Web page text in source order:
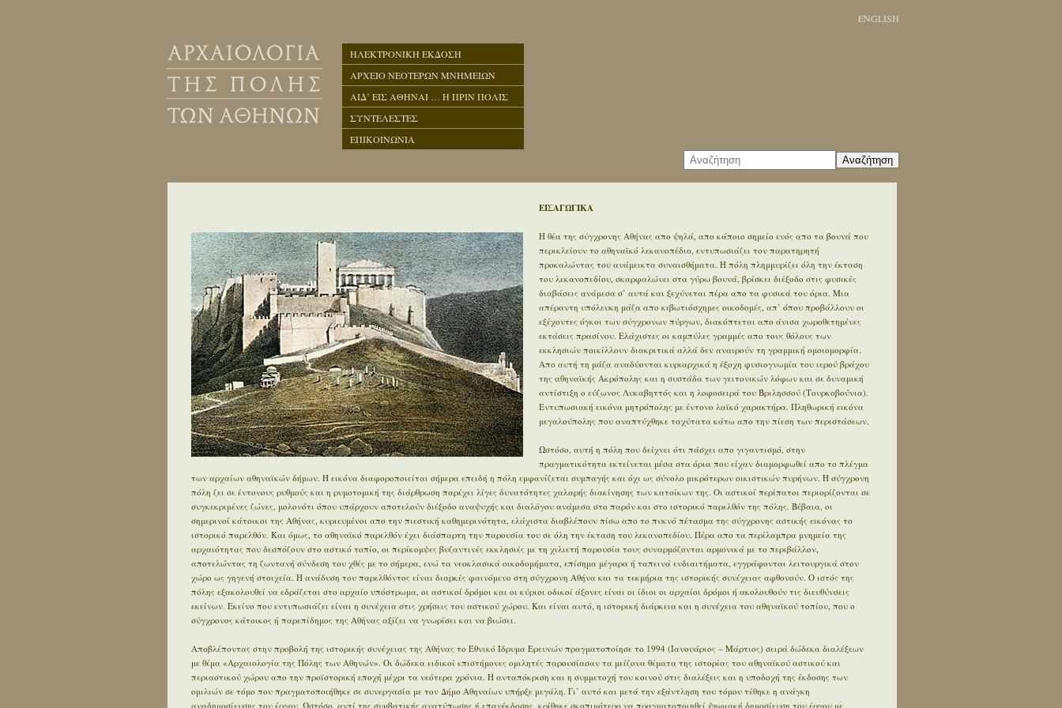
ENGLISH
ΗΛΕΚΤΡΟΝΙΚΗ ΕΚΔΟΣΗ
ΑΡΧΕΙΟ ΝΕΟΤΕΡΩΝ ΜΝΗΜΕΙΩΝ
ΑΙΔ’ ΕΙΣ ΑΘΗΝΑΙ … Η ΠΡΙΝ ΠΟΛΙΣ
ΣΥΝΤΕΛΕΣΤΕΣ
ΕΠΙΚΟΙΝΩΝΙΑ
Αναζήτηση
ΕΙΣΑΓΩΓΙΚΑ
Η θέα της σύγχρονης Αθήνας απο ψηλά, απο κάποιο σημείο ενός απο τα βουνά που
περικλείουν το αθηναϊκό λεκανοπέδιο, εντυπωσιάζει τον παρατηρητή
προκαλώντας του ανάμεικτα συναισθήματα. Η πόλη πλημμυρίζει όλη την έκταση
του λεκανοπεδίου, σκαρφαλώνει στα γύρω βουνά, βρίσκει διέξοδο στις φυσικές
διαβάσεις ανάμεσα σ’ αυτά και ξεχύνεται πέρα απο τα φυσικά του όρια. Μια
απέραντη υπόλευκη μάζα απο κιβωτιόσχημες οικοδομές, απ’ όπου προβάλλουν οι
εξέχοντες όγκοι των σύγχρονων πύργων, διακόπτεται απο άνισα χωροθετημένες
εκτάσεις πρασίνου. Ελάχιστες οι καμπύλες γραμμές απο τους θόλους των
εκκλησιών ποικίλλουν διακριτικά αλλά δεν αναιρούν τη γραμμική ομοιομορφία.
Απο αυτή τη μάζα αναδύονται κυριαρχικά η έξοχη φυσιογνωμία του ιερού βράχου
της αθηναϊκής Ακρόπολης και η συστάδα των γειτονικών λόφων και σε δυναμική
αντίστιξη ο εύζωνος Λυκαβηττός και η λοφοσειρά του Βριλησσού (Τουρκοβούνια).
Εντυπωσιακή εικόνα μητρόπολης με έντονο λαϊκό χαρακτήρα. Πληθωρική εικόνα
μεγαλούπολης που αναπτύχθηκε ταχύτατα κάτω απο την πίεση των περιστάσεων.
Ωστόσο, αυτή η πόλη που δείχνει ότι πάσχει απο γιγαντισμό, στην
πραγματικότητα εκτείνεται μέσα στα όρια που είχαν διαμορφωθεί απο το πλέγμα
των αρχαίων αθηναϊκών δήμων. Η εικόνα διαφοροποιείται σήμερα επειδή η πόλη εμφανίζεται συμπαγής και όχι ως σύνολο μικρότερων οικιστικών πυρήνων. Η σύγχρονη
πόλη ζει σε έντονους ρυθμούς και η ρυμοτομική της διάρθρωση παρέχει λίγες δυνατότητες χαλαρής διακίνησης των κατοίκων της. Οι αστικοί περίπατοι περιορίζονται σε
συγκεκριμένες ζώνες, μολονότι όπου υπάρχουν αποτελούν διέξοδο αναψυχής και διαλόγου ανάμεσα στο παρόν και στο ιστορικό παρελθόν της πόλης. Βέβαια, οι
σημερινοί κάτοικοι της Αθήνας, κυριευμένοι απο την πιεστική καθημερινότητα, ελάχιστα διαβλέπουν πίσω απο το πυκνό πέτασμα της σύγχρονης αστικής εικόνας το
ιστορικό παρελθόν. Και όμως, το αθηναϊκό παρελθόν έχει διάσπαρτη την παρουσία του σε όλη την έκταση του λεκανοπεδίου. Πέρα απο τα περίλαμπρα μνημεία της
αρχαιότητας που δεσπόζουν στο αστικό τοπίο, οι περίκομψες βυζαντινές εκκλησιές με τη χιλιετή παρουσία τους συναρμόζονται αρμονικά με το περιβάλλον,
αποτελώντας τη ζωντανή σύνδεση του χθές με το σήμερα, ενώ τα νεοκλασικά οικοδομήματα, επίσημα μέγαρα ή ταπεινά ενδιαιτήματα, εγγράφονται λειτουργικά στον
χώρο ως γηγενή στοιχεία. Η ανάδυση του παρελθόντος είναι διαρκές φαινόμενο στη σύγχρονη Αθήνα και τα τεκμήρια της ιστορικής συνέχειας αφθονούν. Ο ιστός της
πόλης εξακολουθεί να εδράζεται στο αρχαίο υπόστρωμα, οι αστικοί δρόμοι και οι κύριοι οδικοί άξονες είναι οι ίδιοι οι αρχαίοι δρόμοι ή ακολουθούν τις διευθύνσεις
εκείνων. Εκείνο που εντυπωσιάζει είναι η συνέχεια στις χρήσεις του αστικού χώρου. Και είναι αυτό, η ιστορική διάρκεια και η συνέχεια του αθηναϊκού τοπίου, που ο
σύγχρονος κάτοικος ή παρεπίδημος της Αθήνας αξίζει να γνωρίσει και να βιώσει.
Αποβλέποντας στην προβολή της ιστορικής συνέχειας της Αθήνας το Εθνικό Ίδρυμα Ερευνών πραγματοποίησε το 1994 (Ιανουάριος – Μάρτιος) σειρά δώδεκα διαλέξεων
με θέμα «Αρχαιολογία της Πόλης των Αθηνών». Οι δώδεκα ειδικοί επιστήμονες ομιλητές παρουσίασαν τα μείζονα θέματα της ιστορίας του αθηναϊκού αστικού και
περιαστικού χώρου απο την προϊστορική εποχή μέχρι τα νεότερα χρόνια. Η ανταπόκριση και η συμμετοχή του κοινού στις διαλέξεις και η υποδοχή της έκδοσης των
ομιλιών σε τόμο που πραγματοποιήθηκε σε συνεργασία με τον Δήμο Αθηναίων υπήρξε μεγάλη. Γι’ αυτό και μετά την εξάντληση του τόμου τέθηκε η ανάγκη
αναδημοσίευσης του έργου. Ωστόσο, αντί της συμβατικής ανατύπωσης ή επανέκδοσης, κρίθηκε σκοπιμότερο να πραγματοποιηθεί ψηφιακή δημοσίευση του έργου με